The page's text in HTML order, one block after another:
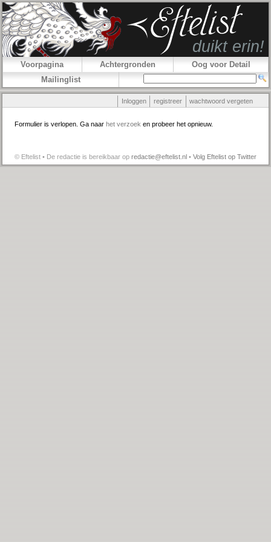
Voorpagina Achtergronden
Oog voor Detail
Mailinglist
Inloggen registreer wachtwoord vergeten
Formulier is verlopen. Ga naar het verzoek en probeer het opnieuw.
© Eftelist • De redactie is bereikbaar op redactie@eftelist.nl • Volg Eftelist op Twitter